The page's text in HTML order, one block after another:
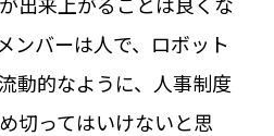
ンバーは人で、ロボット
動的なように、人事制度
切ってはいけないと思